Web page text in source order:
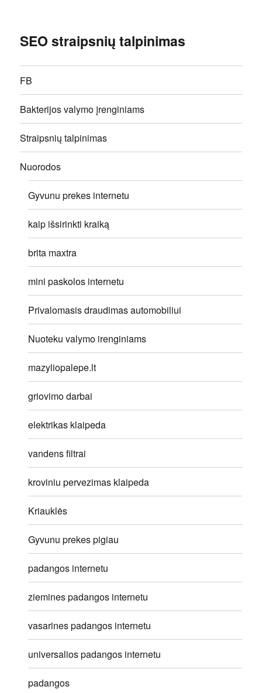
SEO straipsnių talpinimas
FB
Bakterijos valymo įrenginiams
Straipsnių talpinimas
Nuorodos
Gyvunu prekes internetu
kaip išsirinkti kraiką
brita maxtra
mini paskolos internetu
Privalomasis draudimas automobiliui
Nuoteku valymo irenginiams
mazyliopalepe.lt
griovimo darbai
elektrikas klaipeda
vandens filtrai
kroviniu pervezimas klaipeda
Kriauklės
Gyvunu prekes pigiau
padangos internetu
ziemines padangos internetu
vasarines padangos internetu
universalios padangos internetu
padangos